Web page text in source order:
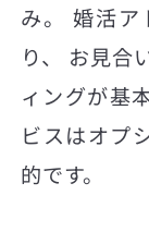
み。 婚活
り、 お見合
ィングが基
ビスはオプ
的です。